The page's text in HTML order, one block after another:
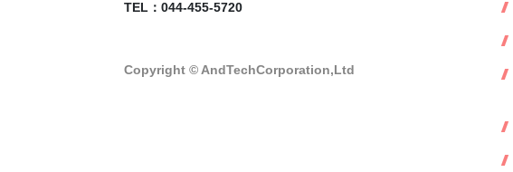
TEL：044-455-5720
Copyright © AndTechCorporation,Ltd